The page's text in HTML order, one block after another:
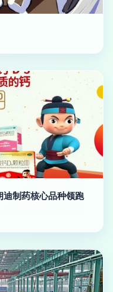
制药核心品种领跑